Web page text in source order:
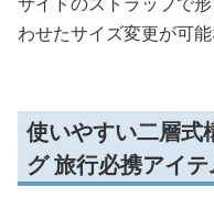
わせたサイズ変更が可
使いやすい二層式
グ 旅行必携アイ